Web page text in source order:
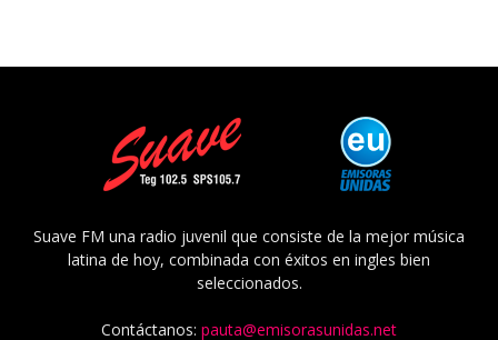
Suave FM una radio juvenil que consiste de la mejor música
latina de hoy, combinada con éxitos en ingles bien
seleccionados.
Contáctanos: pauta@emisorasunidas.net